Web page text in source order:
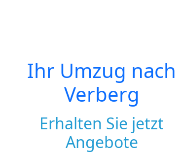
Ihr Umzug nach
Verberg
Erhalten Sie jetzt
Angebote